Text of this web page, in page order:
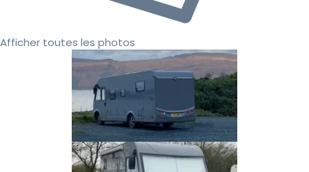
Afficher toutes les photos